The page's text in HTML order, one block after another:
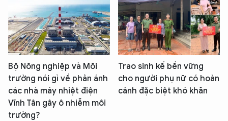
Bộ Nông nghiệp và Môi
trường nói gì về phản ánh
các nhà máy nhiệt điện
Vĩnh Tân gây ô nhiễm môi
trường?
Trao sinh kế bền vững
cho người phụ nữ có hoàn
cảnh đặc biệt khó khăn